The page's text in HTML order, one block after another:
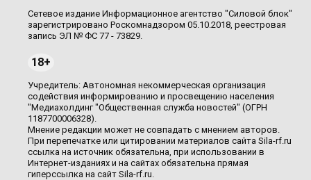
Сетевое издание Информационное агентство "Силовой блок"
зарегистрировано Роскомнадзором 05.10.2018, реестровая
запись ЭЛ № ФС 77 - 73829.
18+
Учредитель: Автономная некоммерческая организация
содействия информированию и просвещению населения
"Медиахолдинг "Общественная служба новостей" (ОГРН
1187700006328).
Мнение редакции может не совпадать с мнением авторов.
При перепечатке или цитировании материалов сайта Sila-rf.ru
ссылка на источник обязательна, при использовании в
Интернет-изданиях и на сайтах обязательна прямая
гиперссылка на сайт Sila-rf.ru.